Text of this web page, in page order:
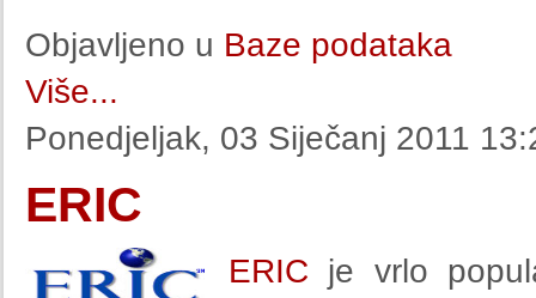
Objavljeno u Baze podataka
Više...
Ponedjeljak, 03 Siječanj 2011
ERIC
ERIC je vrlo